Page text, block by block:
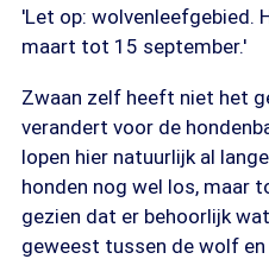
'Let op: wolvenleefgebied.
maart tot 15 september.'
Zwaan zelf heeft niet het
verandert voor de
lopen hier natuurlijk al
honden nog wel los, maar
gezien dat er behoorlijk
geweest tussen de wolf